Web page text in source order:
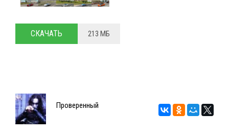
СКАЧАТЬ 213 МБ
Проверенный